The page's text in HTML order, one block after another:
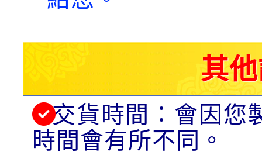
其
交貨時間：會因您
時間會有所不同。